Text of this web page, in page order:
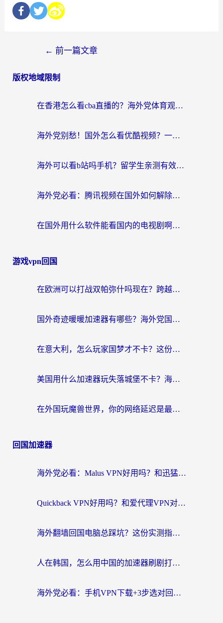
← 前一篇文章
版权地域限制
在香港怎么看cba直播的？海外党体育观赛终极指南：告别版权限制，畅享中文解说
海外党别愁！国外怎么看优酷视频？一招解决追剧、看直播难题
海外可以看b站吗手机？留学生亲测有效的回国加速指南
海外党必看：腾讯视频在国外如何解除地域限制？附优酷咪咕使用指南
在国外用什么软件能看国内的电视剧啊？留学生亲测有效的回国加速方案
游戏vpn回国
在欧洲可以打战双帕弥什吗现在？跨越延迟墙的实战指南
国外奇迹暖暖加速器有哪些？海外党国服游戏畅玩终极指南（附亲测推荐）
在意大利，怎么玩家国梦才不卡？这份终极加速指南请收好
美国用什么加速器玩失落城堡不卡？海外党亲测有效的国服游戏加速指南
在外国玩魔兽世界，你的网络延迟是最大的敌人
回国加速器
海外党必看：Malus VPN好用吗？和迅猛兔VPN对比哪个回国效果更好？附真实体验与避坑指南
Quickback VPN好用吗？和爱代理VPN对比哪个回国效果更好？
海外翻墙回国电脑总踩坑？这份实测指南帮你选对加速器（附ChickCNinitapMalus对比）
人在韩国，怎么用中国的加速器刷剧打游戏？这份真实体验指南给你答案
海外党必看：手机VPN下载+3步选对回国加速器，无缝刷国内资源不再愁